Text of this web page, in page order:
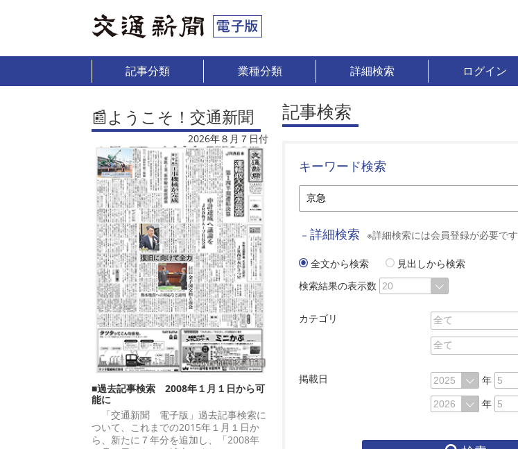
記事分類 業種分類 詳細検索 ログイン
📰ようこそ！交通新聞
2026年８月７日付
■過去記事検索 2008年１月１日から可
能に
「交通新聞 電子版」過去記事検索に
ついて、これまでの2015年１月１日か
ら、新たに７年分を追加し、「2008年
記事検索
キーワード検索
－ 詳細検索 ※詳細検索には会員登録が必要です
全文から検索
見出しから検索
検索結果の表示数
カテゴリ
掲載日 年
年